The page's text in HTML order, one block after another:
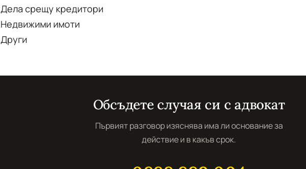
Дела срещу кредитори
Недвижими имоти
Други
Обсъдете случая си с адвокат
Първият разговор изяснява има ли основание за
действие и в какъв срок.